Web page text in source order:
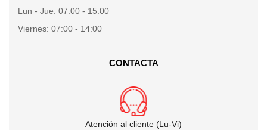
Lun - Jue: 07:00 - 15:00
Viernes: 07:00 - 14:00
CONTACTA
Atención al cliente (Lu-Vi)